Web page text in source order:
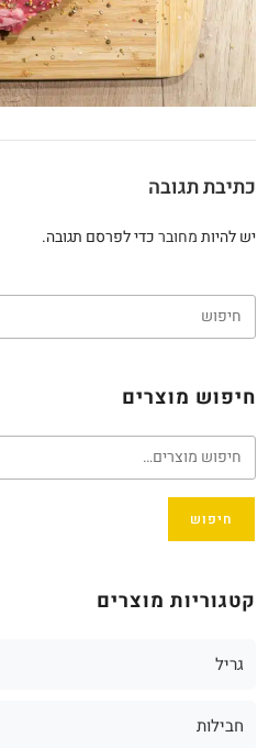
כתיבת תגובה
יש להיותמחוברכדי לפרסם תגובה.
חיפוש מוצרים
חיפוש
קטגוריות מוצרים
גריל
חבילות